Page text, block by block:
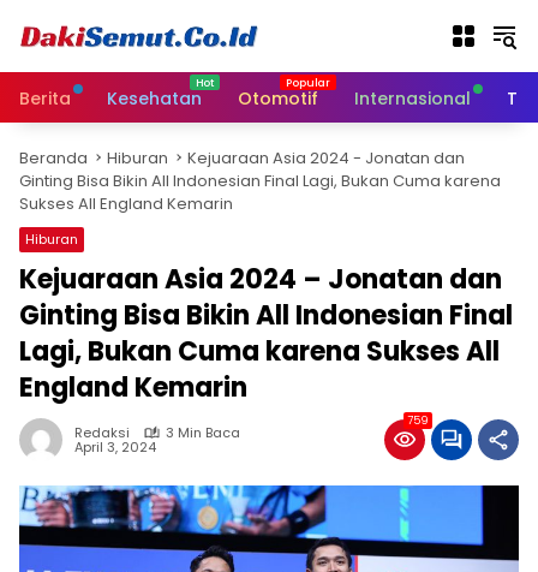
Berita Kesehatan Otomotif Internasional
Beranda Hiburan
Kejuaraan Asia 2024 - Jonatan dan
Ginting Bisa Bikin All Indonesian Final Lagi, Bukan Cuma karena
Sukses All England Kemarin
Hiburan
Kejuaraan Asia 2024 – Jonatan dan
Ginting Bisa Bikin All Indonesian Final
Lagi, Bukan Cuma karena Sukses All
England Kemarin
Redaksi 3 Min Baca
April 3, 2024
759